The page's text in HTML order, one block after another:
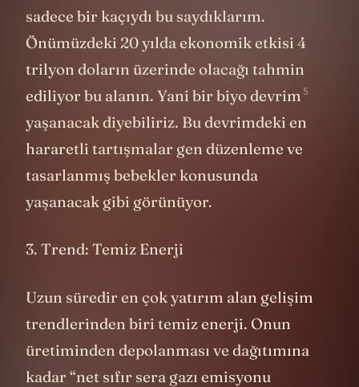
sadece bir kaçıydı bu saydıklarım.
Önümüzdeki 20 yılda ekonomik etkisi 4
trilyon doların üzerinde olacağı tahmin
ediliyor bu alanın. Yani birbiyo devrim 5
yaşanacak diyebiliriz. Bu devrimdeki en
hararetli tartışmalar gen düzenleme ve
tasarlanmış bebekler konusunda
yaşanacak gibi görünüyor.
3. Trend: Temiz Enerji
Uzun süredir en çok yatırım alan gelişim
trendlerinden biri temiz enerji. Onun
üretiminden depolanması ve dağıtımına
kadar “net sıfır sera gazı emisyonu